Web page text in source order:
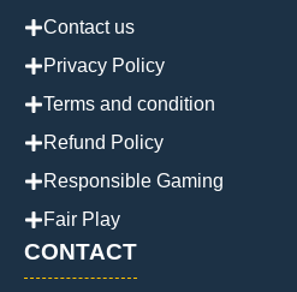
Contact us
Privacy Policy
Terms and condition
Refund Policy
Responsible Gaming
Fair Play
CONTACT